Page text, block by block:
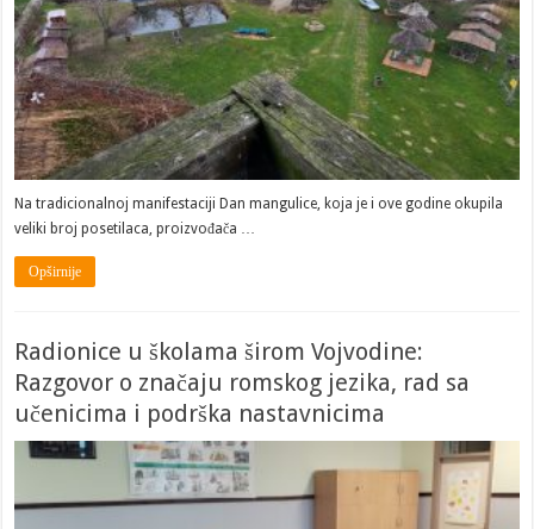
Na tradicionalnoj manifestaciji Dan mangulice, koja je i ove godine okupila
veliki broj posetilaca, proizvođača …
Opširnije
Radionice u školama širom Vojvodine:
Razgovor o značaju romskog jezika, rad sa
učenicima i podrška nastavnicima